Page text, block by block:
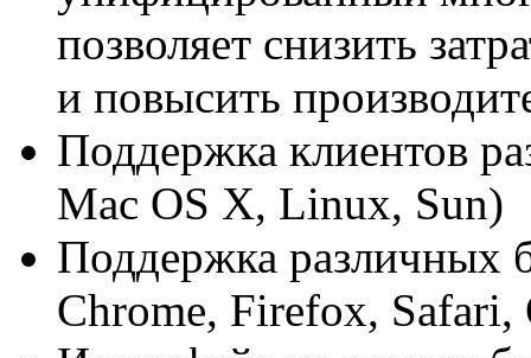
позволяет снизить
и повысить
Поддержка клиентов
Mac OS X, Linux, Sun)
Поддержка различных
Chrome, Firefox, Safari,